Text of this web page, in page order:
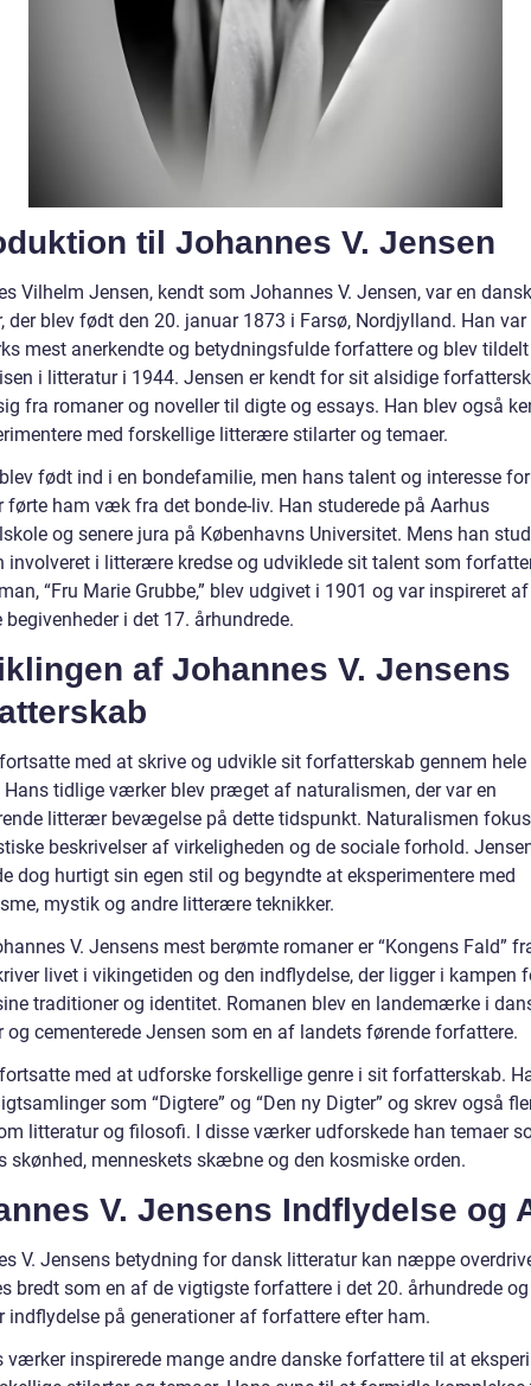
til Johannes V. Jensen
Vilhelm Jensen, kendt som Johannes V. Jensen, var en dansk
der blev født den 20. januar 1873 i Farsø, Nordjylland. Han
mest anerkendte og betydningsfulde forfattere og blev tildelt
i litteratur i 1944. Jensen er kendt for sit alsidige
fra romaner og noveller til digte og essays. Han blev også
med forskellige litterære stilarter og temaer.
født ind i en bondefamilie, men hans talent og interesse for
førte ham væk fra det bonde-liv. Han studerede på Aarhus
og senere jura på Københavns Universitet. Mens han
involveret i litterære kredse og udviklede sit talent som
“Fru Marie Grubbe,” blev udgivet i 1901 og var inspireret af
begivenheder i det 17. århundrede.
af Johannes V. Jensens
med at skrive og udvikle sit forfatterskab gennem hele
Hans tidlige værker blev præget af naturalismen, der var en
litterær bevægelse på dette tidspunkt. Naturalismen
beskrivelser af virkeligheden og de sociale forhold.
dog hurtigt sin egen stil og begyndte at eksperimentere med
mystik og andre litterære teknikker.
V. Jensens mest berømte romaner er “Kongens Fald”
livet i vikingetiden og den indflydelse, der ligger i kampen
traditioner og identitet. Romanen blev en landemærke i
og cementerede Jensen som en af landets førende forfattere.
med at udforske forskellige genre i sit forfatterskab.
som “Digtere” og “Den ny Digter” og skrev også
litteratur og filosofi. I disse værker udforskede han temaer
skønhed, menneskets skæbne og den kosmiske orden.
V. Jensens Indflydelse og
V. Jensens betydning for dansk litteratur kan næppe
bredt som en af de vigtigste forfattere i det 20. århundrede
indflydelse på generationer af forfattere efter ham.
værker inspirerede mange andre danske forfattere til at